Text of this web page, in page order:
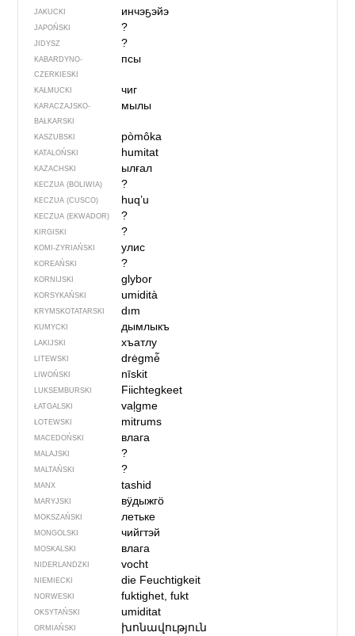
JAKUCKI инчэҕэйэ
JAPOŃSKI ?
JIDYSZ ?
KABARDYNO-
CZERKIESKI
псы
KAŁMUCKI чиг
KARACZAJSKO-
BAŁKARSKI
мылы
KASZUBSKI pòmôka
KATALOŃSKI humitat
KAZACHSKI ылғал
KECZUA (BOLIWIA) ?
KECZUA (CUSCO) huq’u
KECZUA (EKWADOR) ?
KIRGISKI ?
KOMI-ZYRIAŃSKI улис
KOREAŃSKI ?
KORNIJSKI glybor
KORSYKAŃSKI umidità
KRYMSKOTATARSKI dım
KUMYCKI дымлыкъ
LAKIJSKI хъатлу
LITEWSKI drėgmė̃
LIWOŃSKI nīskit
LUKSEMBURSKI Fiichtegkeet
ŁATGALSKI vaļgme
ŁOTEWSKI mitrums
MACEDOŃSKI влага
MALAJSKI ?
MALTAŃSKI ?
MANX tashid
MARYJSKI вӱдыжгӧ
MOKSZAŃSKI летьке
MONGOLSKI чийгтэй
MOSKALSKI влага
NIDERLANDZKI vocht
NIEMIECKI die Feuchtigkeit
NORWESKI fuktighet, fukt
OKSYTAŃSKI umiditat
ORMIAŃSKI խոնավություն